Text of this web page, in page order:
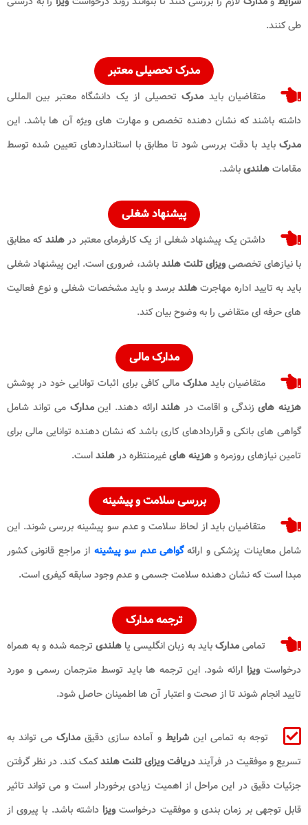
طی کنند.
مدرک تحصیلی معتبر
متقاضیان باید مدرک تحصیلی از یک دانشگاه معتبر بین‌ المللی
داشته باشند که نشان‌ دهنده تخصص و مهارت‌ های ویژه آن‌ ها باشد. این
مدرکباید با دقت بررسی شود تا مطابق با استانداردهای تعیین‌ شده توسط
مقاماتهلندیباشد.
پیشنهاد شغلی
داشتن یک پیشنهاد شغلی از یک کارفرمای معتبر درهلندکه مطابق
با نیازهای تخصصیویزای تلنت هلندباشد، ضروری است. این پیشنهاد شغلی
باید به تایید اداره مهاجرتهلندبرسد و باید مشخصات شغلی و نوع فعالیت‌
های حرفه ای متقاضی را به وضوح بیان کند.
مدارک مالی
متقاضیان بایدمدارکمالی کافی برای اثبات توانایی خود در پوشش
هزینه‌ های زندگی و اقامت در هلندارائه دهند. اینمدارک می‌ تواند شامل
گواهی‌ های بانکی و قراردادهای کاری باشد که نشان‌ دهنده توانایی مالی برای
تامین نیازهای روزمره وهزینه‌ هایغیرمنتظره درهلنداست.
بررسی سلامت و پیشینه
متقاضیان باید از لحاظ سلامت و عدم سو پیشینه بررسی شوند. این
شامل معاینات پزشکی و ارائهگواهی عدم سو پیشینه از مراجع قانونی کشور
مبدا است که نشان‌ دهنده سلامت جسمی و عدم وجود سابقه کیفری است.
ترجمه مدارک
تمامیمدارکباید به زبان انگلیسی یاهلندی ترجمه شده و به همراه
درخواست ویزا ارائه شود. این ترجمه‌ ها باید توسط مترجمان رسمی و مورد
تایید انجام شوند تا از صحت و اعتبار آن‌ ها اطمینان حاصل شود.
توجه به تمامی این شرایط و آماده‌ سازی دقیق مدارک می‌ تواند به
تسریع و موفقیت در فرآینددریافت ویزای تلنت هلندکمک کند. در نظر گرفتن
جزئیات دقیق در این مراحل از اهمیت زیادی برخوردار است و می‌ تواند تاثیر
قابل توجهی بر زمان‌ بندی و موفقیت درخواست ویزاداشته باشد. با پیروی از